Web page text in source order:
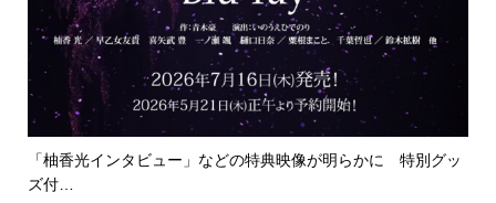
「柚香光インタビュー」などの特典映像が明らかに 特別グッ
ズ付…